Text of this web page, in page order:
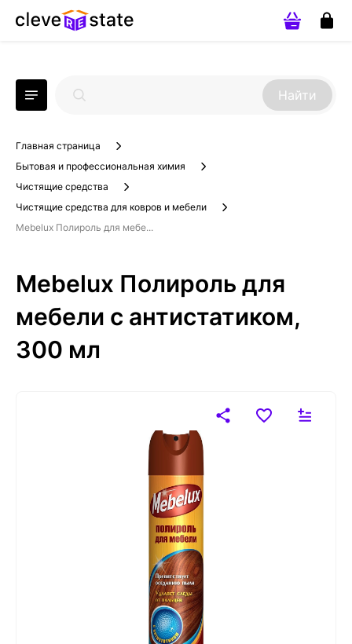
Найти
Главная страница
Бытовая и профессиональная химия
Чистящие средства
Чистящие средства для ковров и мебели
Mebelux Полироль для мебе...
Mebelux Полироль для
мебели с антистатиком,
300 мл